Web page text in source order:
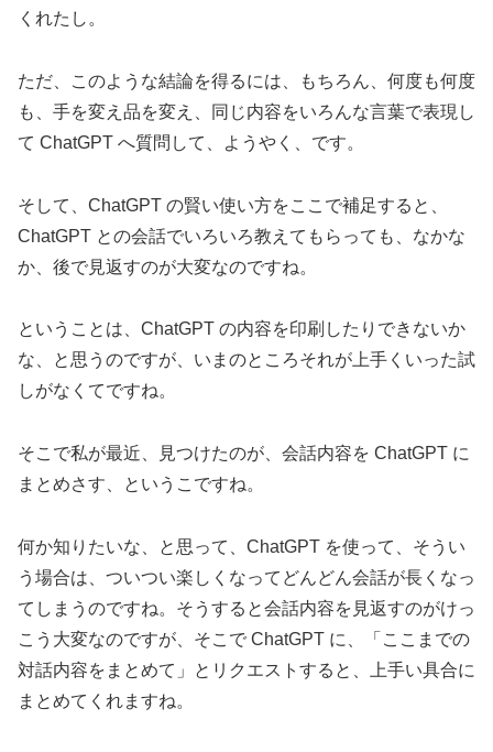
くれたし。
ただ、このような結論を得るには、もちろん、何度も何度
も、手を変え品を変え、同じ内容をいろんな言葉で表現し
て ChatGPT へ質問して、ようやく、です。
そして、ChatGPT の賢い使い方をここで補足すると、
ChatGPT との会話でいろいろ教えてもらっても、なかな
か、後で見返すのが大変なのですね。
ということは、ChatGPT の内容を印刷したりできないか
な、と思うのですが、いまのところそれが上手くいった試
しがなくてですね。
そこで私が最近、見つけたのが、会話内容を ChatGPT に
まとめさす、というこですね。
何か知りたいな、と思って、ChatGPT を使って、そうい
う場合は、ついつい楽しくなってどんどん会話が長くなっ
てしまうのですね。そうすると会話内容を見返すのがけっ
こう大変なのですが、そこで ChatGPT に、「ここまでの
対話内容をまとめて」とリクエストすると、上手い具合に
まとめてくれますね。